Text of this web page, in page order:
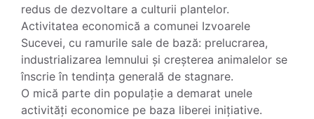
redus de dezvoltare a culturii plantelor.
Activitatea economică a comunei Izvoarele
Sucevei, cu ramurile sale de bază: prelucrarea,
industrializarea lemnului și creșterea animalelor se
înscrie în tendința generală de stagnare.
O mică parte din populație a demarat unele
activități economice pe baza liberei inițiative.